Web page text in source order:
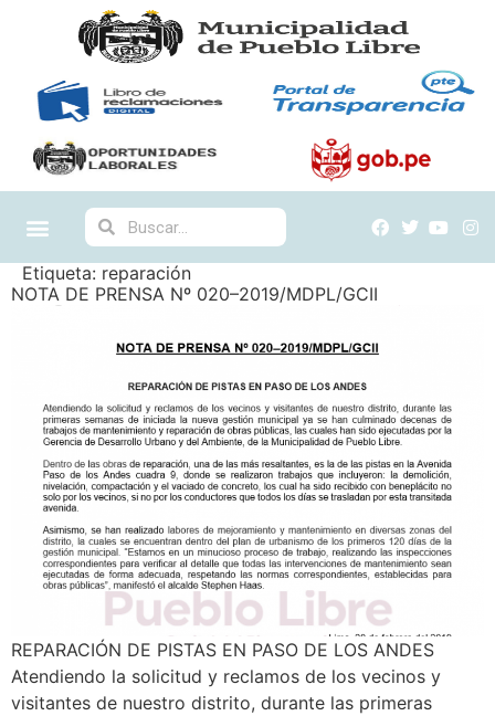
Etiqueta: reparación
NOTA DE PRENSA Nº 020–2019/MDPL/GCII
REPARACIÓN DE PISTAS EN PASO DE LOS ANDES
Atendiendo la solicitud y reclamos de los vecinos y
visitantes de nuestro distrito, durante las primeras